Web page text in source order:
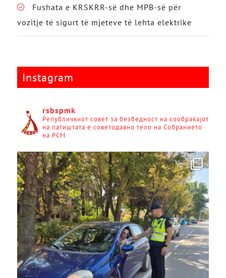
Fushata e KRSKRR-së dhe MPB-së për
vozitje të sigurt të mjeteve të lehta elektrike
Instagram
rsbspmk
Републичкиот совет за безбедност на сообраќајот
на патиштата е советодавно тело на Собранието
на РСМ.